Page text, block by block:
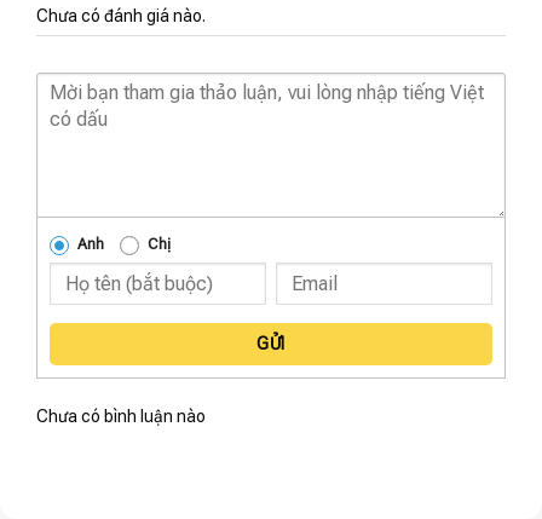
Chưa có đánh giá nào.
Anh Chị
GỬI
Chưa có bình luận nào